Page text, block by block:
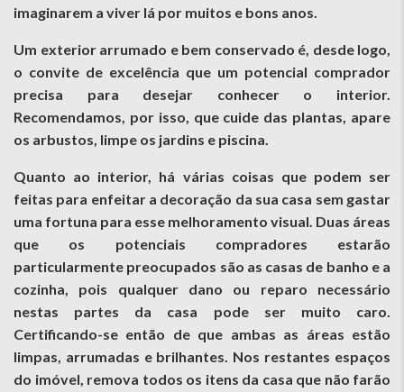
imaginarem a viver lá por muitos e bons anos.
Um exterior arrumado e bem conservado é, desde logo,
o convite de excelência que um potencial comprador
precisa para desejar conhecer o interior.
Recomendamos, por isso, que cuide das plantas, apare
os arbustos, limpe os jardins e piscina.
Quanto ao interior, há várias coisas que podem ser
feitas para enfeitar a decoração da sua casa sem gastar
uma fortuna para esse melhoramento visual. Duas áreas
que os potenciais compradores estarão
particularmente preocupados são as casas de banho e a
cozinha, pois qualquer dano ou reparo necessário
nestas partes da casa pode ser muito caro.
Certificando-se então de que ambas as áreas estão
limpas, arrumadas e brilhantes. Nos restantes espaços
do imóvel, remova todos os itens da casa que não farão